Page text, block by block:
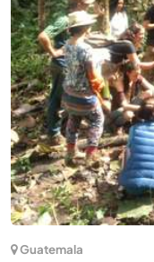
España